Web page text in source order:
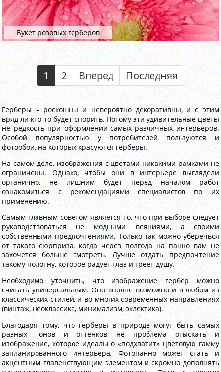
Букет розовых герберов
1 2 Вперед Последняя
Герберы – роскошны и невероятно декоративны, и с этим
вряд ли кто-то будет спорить. Потому эти удивительные цветы
не редкость при оформлении самых различных интерьеров.
Особой популярностью у потребителей пользуются и
фотообои, на которых красуются герберы.
На самом деле, изображения с цветами никакими рамками не
ограничены. Однако, чтобы они в интерьере выглядели
органично, не лишним будет перед началом работ
ознакомиться с рекомендациями специалистов по их
применению.
Самым главным советом является то, что при выборе следует
руководствоваться не модными веяниями, а своими
собственными предпочтениями. Только так можно уберечься
от такого сюрприза, когда через полгода на панно вам не
захочется больше смотреть. Лучше отдать предпочтение
такому полотну, которое радует глаз и греет душу.
Необходимо уточнить, что изображение гербер можно
считать универсальным. Оно вполне возможно и в любом из
классических стилей, и во многих современных направлениях
(винтаж, неоклассика, минимализм, эклектика).
Благодаря тому, что герберы в природе могут быть самых
разных тонов и оттенков, не проблема отыскать и
изображение, которое идеально «подхватит» цветовую гамму
запланированного интерьера. Фотопанно может стать и
акцентным главенствующим элементом и скромно дополнять